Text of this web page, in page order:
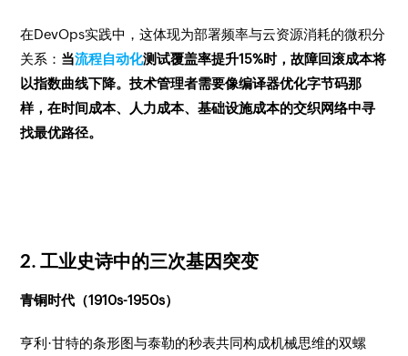
在DevOps实践中，这体现为部署频率与云资源消耗的微积分
关系： 当流程自动化测试覆盖率提升15%时，故障回滚成本将
以指数曲线下降。技术管理者需要像编译器优化字节码那
样，在时间成本、人力成本、基础设施成本的交织网络中寻
找最优路径。
2. 工业史诗中的三次基因突变
青铜时代（1910s-1950s）
亨利·甘特的条形图与泰勒的秒表共同构成机械思维的双螺